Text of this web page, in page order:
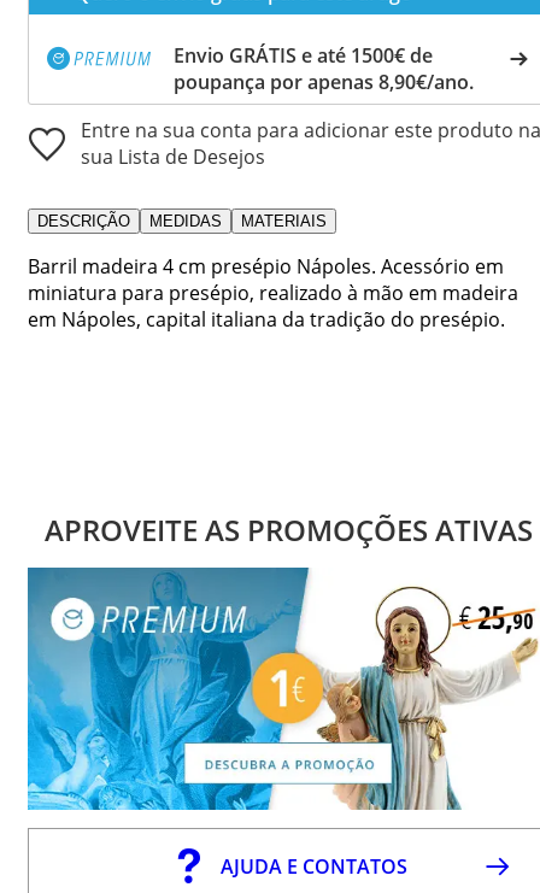
Envio GRÁTIS e até 1500€ de
poupança por apenas 8,90€/ano.
Entre na sua conta para adicionar este produto na
sua Lista de Desejos
DESCRIÇÃO MEDIDAS MATERIAIS
Barril madeira 4 cm presépio Nápoles. Acessório em
miniatura para presépio, realizado à mão em madeira
em Nápoles, capital italiana da tradição do presépio.
APROVEITE AS PROMOÇÕES ATIVAS
AJUDA E CONTATOS